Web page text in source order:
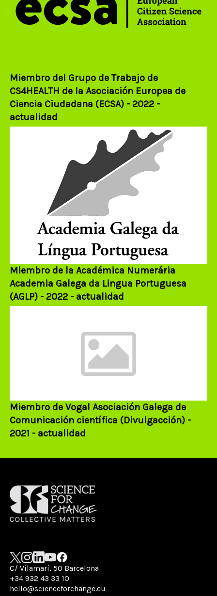
Miembro del Grupo de Trabajo de
CS4HEALTH de la Asociación Europea de
Ciencia Ciudadana (ECSA) - 2022 -
actualidad
Miembro de la Académica Numerária
Academia Galega da Lingua Portuguesa
(AGLP) - 2022 - actualidad
Miembro de Vogal Asociación Galega de
Comunicación científica (Divulgacción) -
2021 - actualidad
C/ Vilamarí, 50 Barcelona
+34 932 43 33 10
hello@scienceforchange.eu